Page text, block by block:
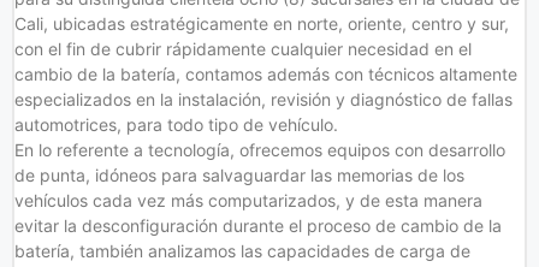
Cali, ubicadas estratégicamente en norte, oriente, centro y sur,
con el fin de cubrir rápidamente cualquier necesidad en el
cambio de la batería, contamos además con técnicos altamente
especializados en la instalación, revisión y diagnóstico de fallas
automotrices, para todo tipo de vehículo.
En lo referente a tecnología, ofrecemos equipos con desarrollo
de punta, idóneos para salvaguardar las memorias de los
vehículos cada vez más computarizados, y de esta manera
evitar la desconfiguración durante el proceso de cambio de la
batería, también analizamos las capacidades de carga de